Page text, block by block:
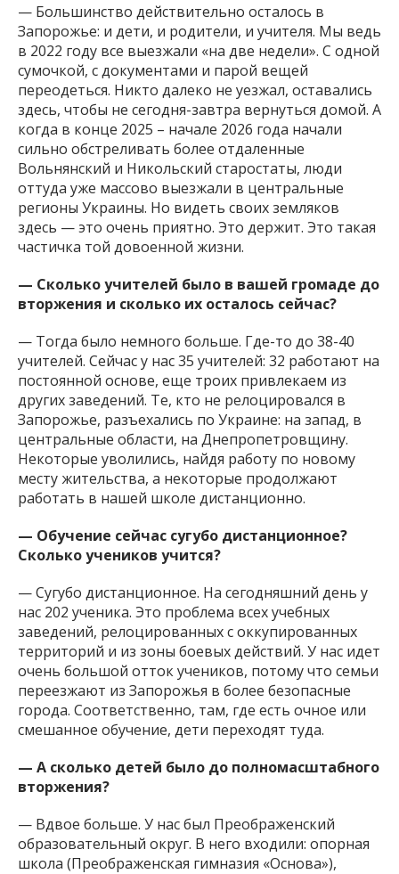
— Большинство действительно осталось в
Запорожье: и дети, и родители, и учителя. Мы ведь
в 2022 году все выезжали «на две недели». С одной
сумочкой, с документами и парой вещей
переодеться. Никто далеко не уезжал, оставались
здесь, чтобы не сегодня-завтра вернуться домой. А
когда в конце 2025 – начале 2026 года начали
сильно обстреливать более отдаленные
Вольнянский и Никольский старостаты, люди
оттуда уже массово выезжали в центральные
регионы Украины. Но видеть своих земляков
здесь — это очень приятно. Это держит. Это такая
частичка той довоенной жизни.
— Сколько учителей было в вашей громаде до
вторжения и сколько их осталось сейчас?
— Тогда было немного больше. Где-то до 38-40
учителей. Сейчас у нас 35 учителей: 32 работают на
постоянной основе, еще троих привлекаем из
других заведений. Те, кто не релоцировался в
Запорожье, разъехались по Украине: на запад, в
центральные области, на Днепропетровщину.
Некоторые уволились, найдя работу по новому
месту жительства, а некоторые продолжают
работать в нашей школе дистанционно.
— Обучение сейчас сугубо дистанционное?
Сколько учеников учится?
— Сугубо дистанционное. На сегодняшний день у
нас 202 ученика. Это проблема всех учебных
заведений, релоцированных с оккупированных
территорий и из зоны боевых действий. У нас идет
очень большой отток учеников, потому что семьи
переезжают из Запорожья в более безопасные
города. Соответственно, там, где есть очное или
смешанное обучение, дети переходят туда.
— А сколько детей было до полномасштабного
вторжения?
— Вдвое больше. У нас был Преображенский
образовательный округ. В него входили: опорная
школа (Преображенская гимназия «Основа»),